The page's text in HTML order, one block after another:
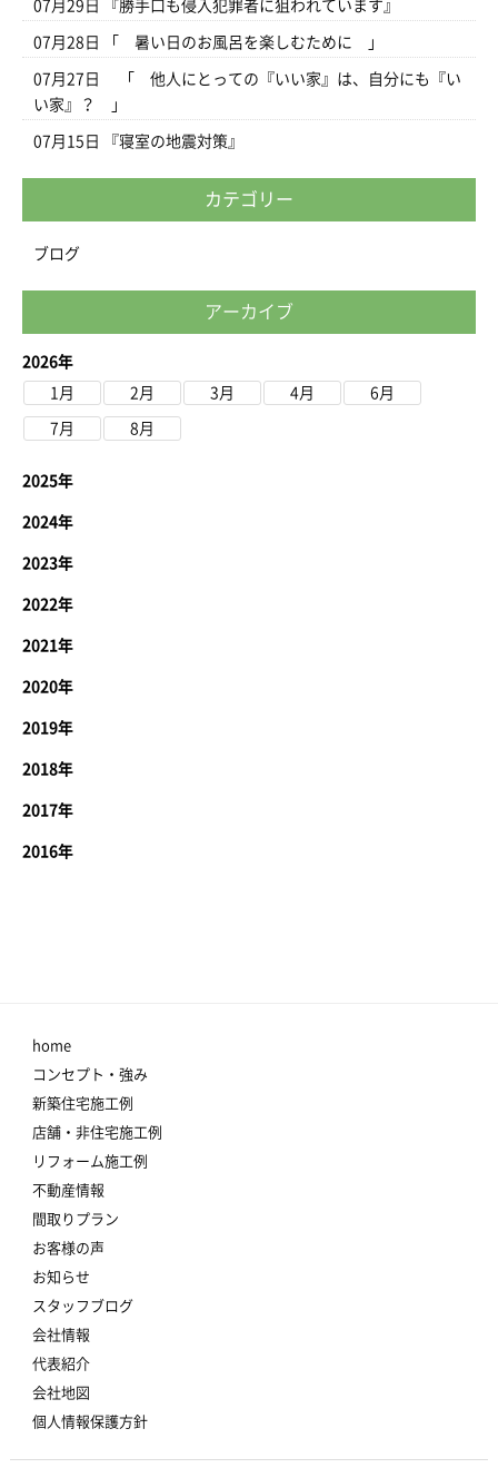
07月29日 『勝手口も侵入犯罪者に狙われています』
07月28日 「 暑い日のお風呂を楽しむために 」
07月27日
「 他人にとっての『いい家』は、自分にも『い
い家』？ 」
07月15日 『寝室の地震対策』
カテゴリー
ブログ
アーカイブ
2026年
1月
2月 3月 4月 6月
7月 8月
2025年
2024年
2023年
2022年
2021年
2020年
2019年
2018年
2017年
2016年
home
コンセプト・強み
新築住宅施工例
店舗・非住宅施工例
リフォーム施工例
不動産情報
間取りプラン
お客様の声
お知らせ
スタッフブログ
会社情報
代表紹介
会社地図
個人情報保護方針